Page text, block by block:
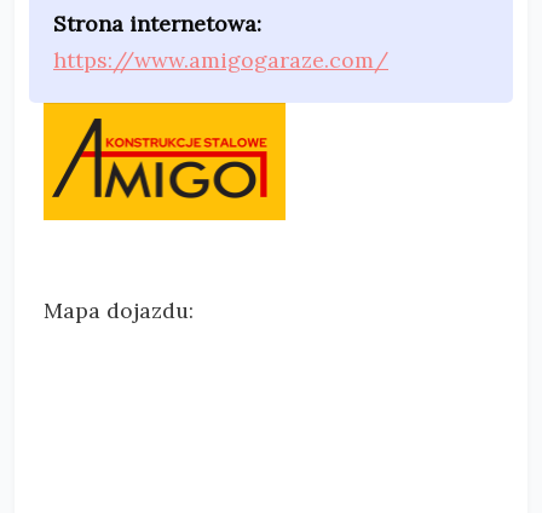
Strona internetowa:
https://www.amigogaraze.com/
Mapa dojazdu: